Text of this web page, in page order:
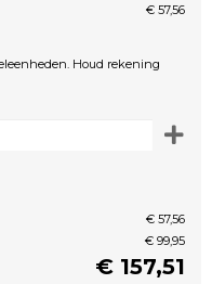
€ 57,56
Houd rekening
€ 57,56
€ 99,95
€ 157,51